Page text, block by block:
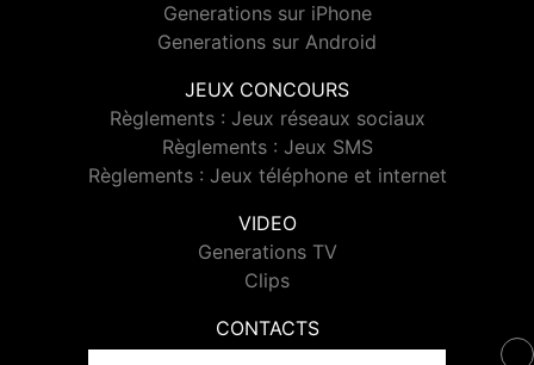
Generations sur iPhone
Generations sur Android
JEUX CONCOURS
Règlements : Jeux réseaux sociaux
Règlements : Jeux SMS
Règlements : Jeux téléphone et internet
VIDEO
Generations TV
Clips
CONTACTS
Contacter Generations